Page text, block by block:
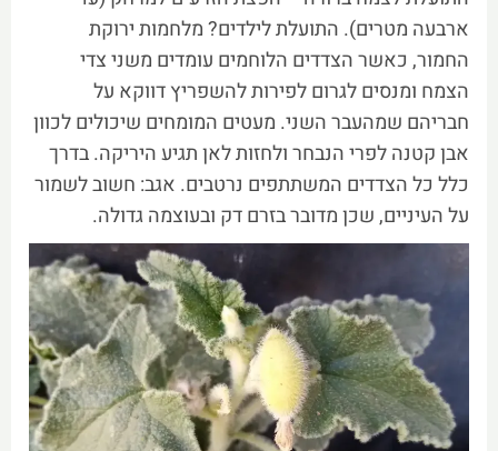
ארבעה מטרים). התועלת לילדים? מלחמות ירוקת
החמור, כאשר הצדדים הלוחמים עומדים משני צדי
הצמח ומנסים לגרום לפירות להשפריץ דווקא על
חבריהם שמהעבר השני. מעטים המומחים שיכולים לכוון
אבן קטנה לפרי הנבחר ולחזות לאן תגיע היריקה. בדרך
כלל כל הצדדים המשתתפים נרטבים. אגב: חשוב לשמור
על העיניים, שכן מדובר בזרם דק ובעוצמה גדולה.